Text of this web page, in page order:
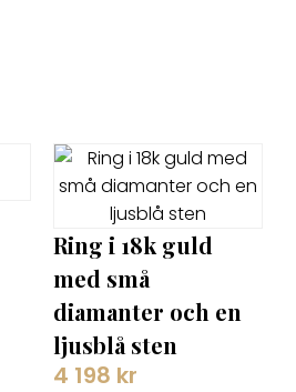
Ring i 18k guld
med små
diamanter och en
ljusblå sten
4 198 kr